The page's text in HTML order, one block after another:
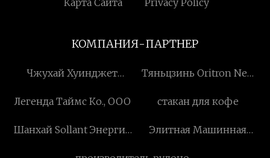
КОМПАНИЯ-ПАРТНЕР
Чжухай Хуинджет
Тяньцзинь Oritron New
Ltd.
Легенда Таймс Ко., ООО стакан для кофе
Шанхай Sollant Энергия
Элитная Машинная